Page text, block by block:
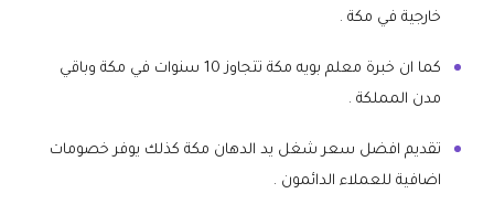
خارجية في مكة .
كما ان خبرة معلم بويه مكة تتجاوز 10 سنوات في مكة وباقي
مدن المملكة .
تقديم افضل سعر شغل يد الدهان مكة كذلك يوفر خصومات
اضافية للعملاء الدائمون .